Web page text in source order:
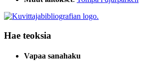
Hae teoksia
Vapaa sanahaku